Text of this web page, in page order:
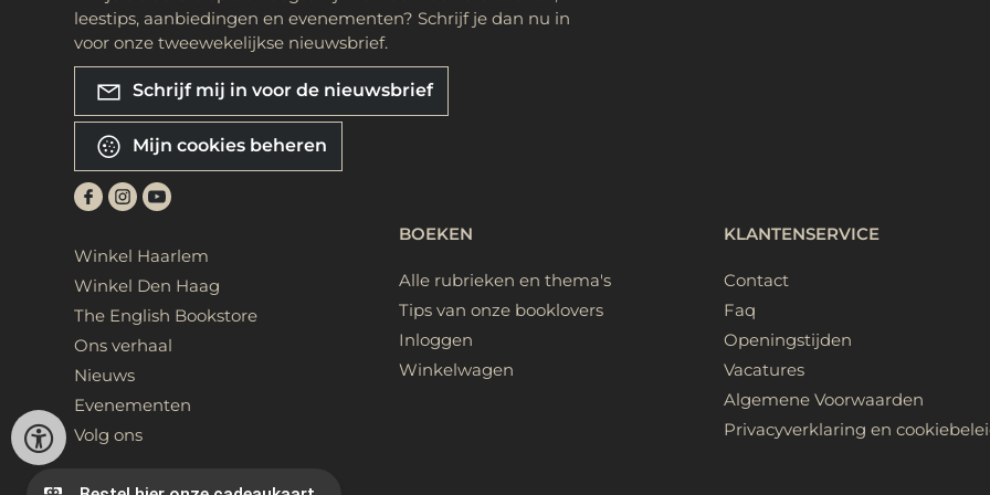
leestips, aanbiedingen en evenementen? Schrijf je dan nu in
voor onze tweewekelijkse nieuwsbrief.
Schrijf mij in voor de nieuwsbrief
Mijn cookies beheren
Winkel Haarlem
Winkel Den Haag
The English Bookstore
Ons verhaal
Nieuws
Evenementen
Volg ons
BOEKEN
Alle rubrieken en thema's
Tips van onze booklovers
Inloggen
Winkelwagen
KLANTENSERVICE
Contact
Faq
Openingstijden
Vacatures
Algemene Voorwaarden
Privacyverklaring en